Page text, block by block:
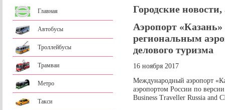
Главная
Автобусы
Троллейбусы
Трамваи
Метро
Такси
Городские
Аэропорт
региональным
делового туризма
16 ноября 2017
Международный аэропорт
аэропортом России по
Business Traveller Russia and